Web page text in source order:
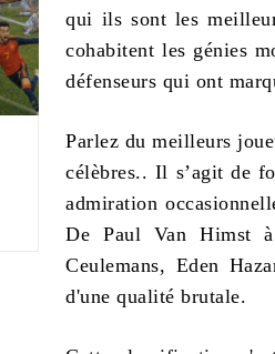
qui ils sont les
cohabitent les génies
défenseurs qui ont
Parlez dumeilleurs
célèbres.. Il s’agit de
admiration
De Paul Van Himst
Ceulemans, Eden
d'une qualité brutale.